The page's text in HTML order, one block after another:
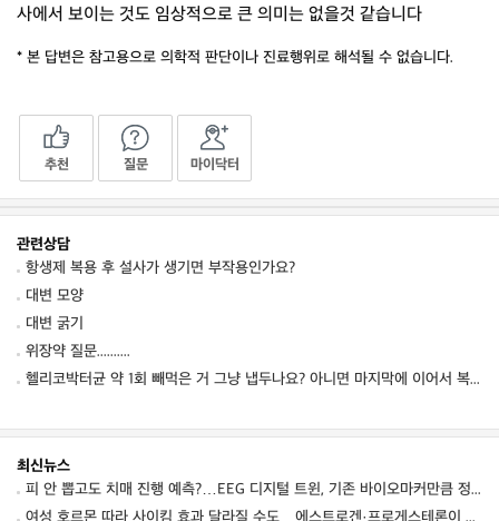
사에서 보이는 것도 임상적으로 큰 의미는 없을것 같습니다
* 본 답변은 참고용으로 의학적 판단이나 진료행위로 해석될 수 없습니다.
추천 질문 마이닥터
관련상담
항생제 복용 후 설사가 생기면 부작용인가요?
대변 모양
대변 굵기
위장약 질문..........
헬리코박터균 약 1회 빼먹은 거 그냥 냅두나요? 아니면 마지막에 이어서 복용하나요?
최신뉴스
피 안 뽑고도 치매 진행 예측?…EEG 디지털 트윈, 기존 바이오마커만큼 정확했다
여성 호르몬 따라 사이킴 효과 달라질 수도…에스트로겐·프로게스테론이 약효·부작용 변동에 관여할 가능성